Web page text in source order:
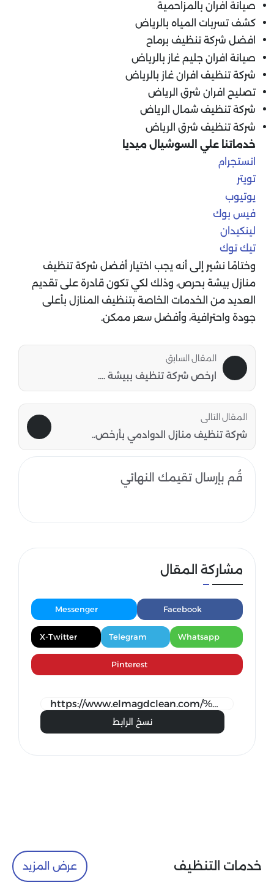
صيانة افران بالمزاحمية
كشف تسربات المياه بالرياض
افضل شركة تنظيف برماح
صيانة افران جليم غاز بالرياض
شركة تنظيف افران غاز بالرياض
تصليح افران شرق الرياض
شركة تنظيف شمال الرياض
شركة تنظيف شرق الرياض
خدماتنا علي السوشيال ميديا
انستجرام
تويتر
يوتيوب
فيس بوك
لينكيدان
تيك توك
وختامًا نشير إلى أنه يجب اختيار أفضل شركة تنظيف
منازل بيشة بحرص، وذلك لكي تكون قادرة على تقديم
العديد من الخدمات الخاصة بتنظيف المنازل بأعلى
جودة واحترافية، وأفضل سعر ممكن.
المقال السابق
ارخص شركة تنظيف ببيشة ....
المقال التالى
شركة تنظيف منازل الدوادمي بأرخص..
قُم بإرسال تقيمك النهائي
مشاركة المقال
Facebook
Messenger
Whatsapp
Telegram
X-Twitter
Pinterest
نسخ الرابط
خدمات التنظيف عرض المزيد